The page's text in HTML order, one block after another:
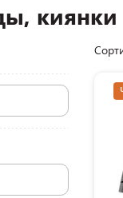
киянки